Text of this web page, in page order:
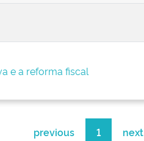
e a reforma fiscal
previous 1 next